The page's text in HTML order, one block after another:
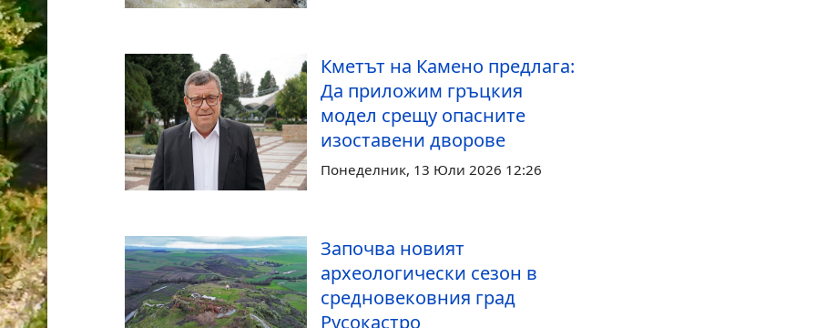
Кметът на Камено предлага:
Да приложим гръцкия
модел срещу опасните
изоставени дворове
Понеделник, 13 Юли 2026 12:26
Започва новият
археологически сезон в
средновековния град
Русокастро